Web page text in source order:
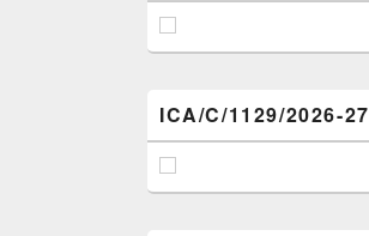
ICA/C/1129/2026-27